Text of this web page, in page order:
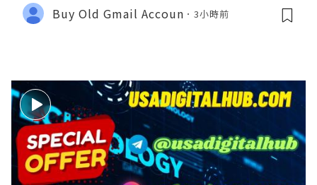
Buy Old Gmail Accoun 3小時前